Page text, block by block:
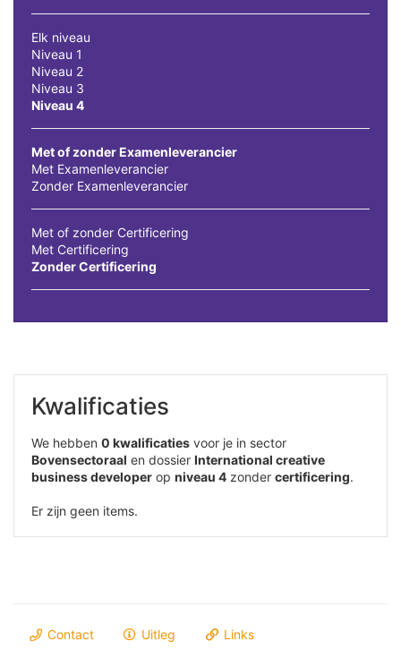
Elk niveau
Niveau 1
Niveau 2
Niveau 3
Niveau 4
Met of zonder Examenleverancier
Met Examenleverancier
Zonder Examenleverancier
Met of zonder Certificering
Met Certificering
Zonder Certificering
Kwalificaties
We hebben 0 kwalificaties voor je in sector
Bovensectoraal en dossier International creative
business developer op niveau 4 zonder certificering.
Er zijn geen items.
Contact Uitleg Links